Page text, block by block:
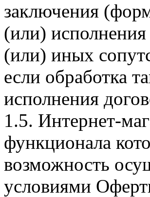
заключения
(или)
(или) иных
если обработка
исполнения
1.5. Интернет-
функционала
возможность
условиями